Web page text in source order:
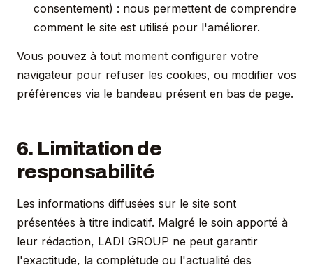
consentement) : nous permettent de comprendre
comment le site est utilisé pour l'améliorer.
Vous pouvez à tout moment configurer votre
navigateur pour refuser les cookies, ou modifier vos
préférences via le bandeau présent en bas de page.
6. Limitation de
responsabilité
Les informations diffusées sur le site sont
présentées à titre indicatif. Malgré le soin apporté à
leur rédaction, LADI GROUP ne peut garantir
l'exactitude, la complétude ou l'actualité des